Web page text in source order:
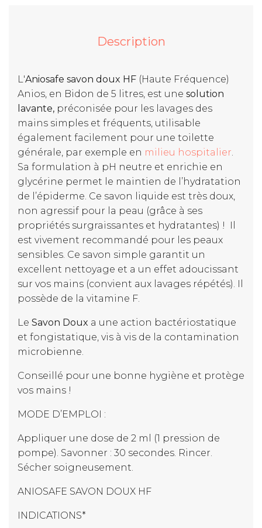
Description
L'Aniosafe savon doux HF (Haute Fréquence)
Anios, en Bidon de 5 litres, est une solution
lavante, préconisée pour les lavages des
mains simples et fréquents, utilisable
également facilement pour une toilette
générale, par exemple en milieu hospitalier.
Sa formulation à pH neutre et enrichie en
glycérine permet le maintien de l’hydratation
de l’épiderme. Ce savon liquide est très doux,
non agressif pour la peau (grâce à ses
propriétés surgraissantes et hydratantes) ! Il
est vivement recommandé pour les peaux
sensibles. Ce savon simple garantit un
excellent nettoyage et a un effet adoucissant
sur vos mains (convient aux lavages répétés). Il
possède de la vitamine F.
Le Savon Doux a une action bactériostatique
et fongistatique, vis à vis de la contamination
microbienne.
Conseillé pour une bonne hygiène et protège
vos mains !
MODE D’EMPLOI :
Appliquer une dose de 2 ml (1 pression de
pompe). Savonner : 30 secondes. Rincer.
Sécher soigneusement.
ANIOSAFE SAVON DOUX HF
INDICATIONS*